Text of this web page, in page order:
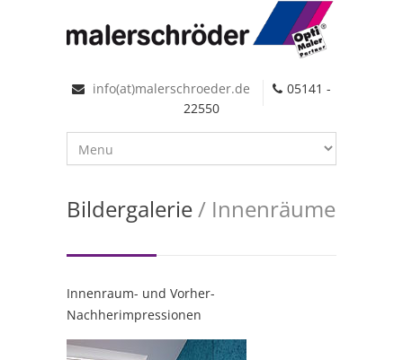
info(at)malerschroeder.de
05141 -
22550
Bildergalerie/ Innenräume
Innenraum- und Vorher-
Nachherimpressionen